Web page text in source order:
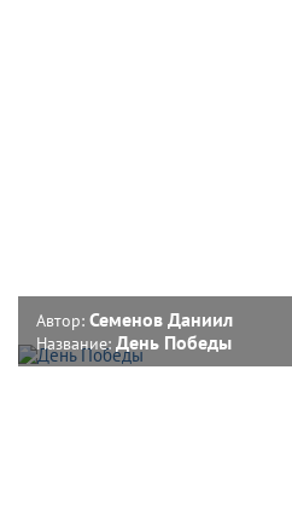
Автор: Семенов Даниил
Название: День Победы